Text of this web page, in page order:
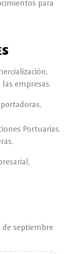
para
empresas.
Portuarias.
de septiembre